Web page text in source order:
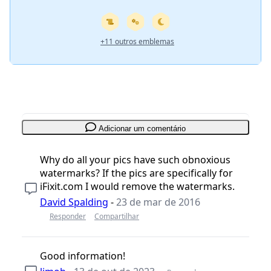
+11 outros emblemas
Adicionar um comentário
Why do all your pics have such obnoxious
watermarks? If the pics are specifically for
iFixit.com I would remove the watermarks.
David Spalding -23 de mar de 2016
Responder Compartilhar
Good information!